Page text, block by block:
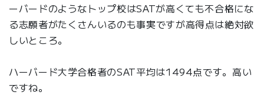
ーバードのようなトップ校はSATが高くても不合格にな
る志願者がたくさんいるのも事実ですが高得点は絶対欲
しいところ。
ハーバード大学合格者のSAT平均は1494点です。高い
ですね。